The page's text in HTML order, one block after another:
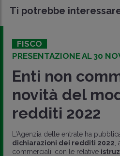
Ti potrebbe
FISCO
PRESENTAZIONE AL 30
Enti non
novità del
redditi 2022
L'Agenzia delle entrate ha
dichiarazioni dei redditi 2022
commerciali, con le relative